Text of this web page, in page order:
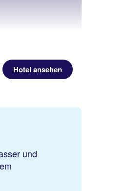
Hotel ansehen
und